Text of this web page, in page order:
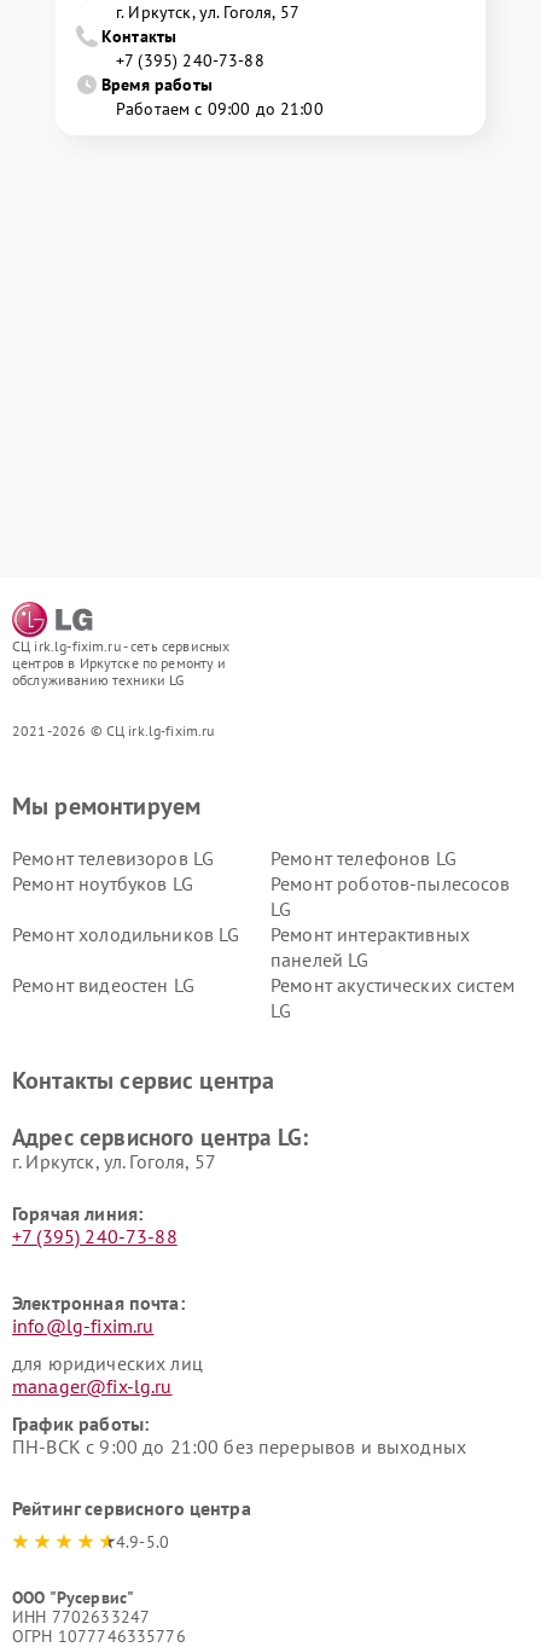
г. Иркутск, ул. ​Гоголя, 57
Контакты
+7 (395) 240-73-88
Время работы
Работаем с 09:00 до 21:00
СЦ irk.lg-fixim.ru - сеть сервисных
центров в Иркутске по ремонту и
обслуживанию техники LG
2021-2026 © СЦ irk.lg-fixim.ru
Мы ремонтируем
Ремонт телевизоров LG
Ремонт телефонов LG
Ремонт ноутбуков LG
Ремонт роботов-пылесосов
LG
Ремонт холодильников LG
Ремонт интерактивных
панелей LG
Ремонт видеостен LG
Ремонт акустических систем
LG
Ремонт морозильных камер
Ремонт вертикальных
Контакты сервис центра
Адрес сервисного центра LG:
г. Иркутск, ул. ​Гоголя, 57
Горячая линия:
+7 (395) 240-73-88
Электронная почта:
info@lg-fixim.ru
для юридических лиц
manager@fix-lg.ru
График работы:
ПН-ВСК с 9:00 до 21:00 без перерывов и выходных
Рейтинг сервисного центра
4.9-5.0
ООО "Русервис"
ИНН 7702633247
ОГРН 1077746335776